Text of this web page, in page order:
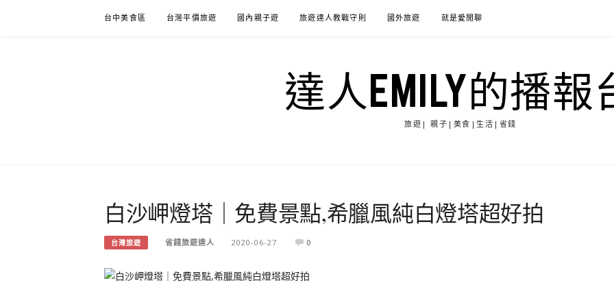
台中美食區 台灣平價旅遊 國內親子遊 旅遊達人教戰守則 國外旅遊 就是愛閒聊
達人EMILY的播報
旅遊| 親子|美食|生活|省錢
白沙岬燈塔｜免費景點,希臘風純白燈塔超好拍
台灣旅遊 省錢旅遊達人 2020-06-27 0